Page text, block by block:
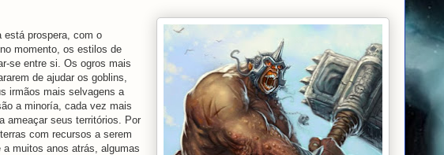
está prospera, com o
momento, os estilos de
se entre si. Os ogros mais
de ajudar os goblins,
irmãos mais selvagens a
a minoría, cada vez mais
ameaçar seus territórios. Por
com recursos a serem
muitos anos atrás, algumas